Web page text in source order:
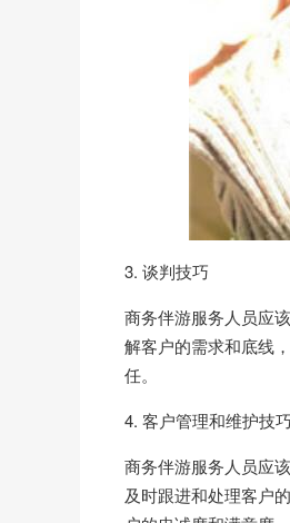
3. 谈判技巧
商务伴游服务人员应
解客户的需求和底线
任。
4. 客户管理和维护技巧
商务伴游服务人员应
及时跟进和处理客户